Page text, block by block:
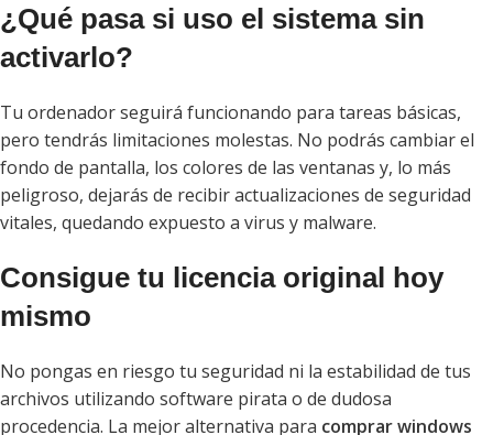
¿Qué pasa si uso el sistema sin
activarlo?
Tu ordenador seguirá funcionando para tareas básicas,
pero tendrás limitaciones molestas. No podrás cambiar el
fondo de pantalla, los colores de las ventanas y, lo más
peligroso, dejarás de recibir actualizaciones de seguridad
vitales, quedando expuesto a virus y malware.
Consigue tu licencia original hoy
mismo
No pongas en riesgo tu seguridad ni la estabilidad de tus
archivos utilizando software pirata o de dudosa
procedencia. La mejor alternativa para comprar windows